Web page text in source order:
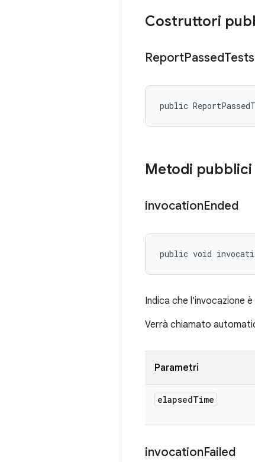
Costruttori
ReportPassedTests
public
Metodi pubblici
invocationEnded
public void
Indica che l'invocazione
Verrà chiamato
Parametri
elapsedTime
invocationFailed